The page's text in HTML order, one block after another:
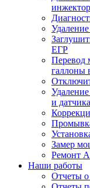
ЕГР
Перевод
галлоны
и
Замер
Ремонт
Наши работы
Отчеты